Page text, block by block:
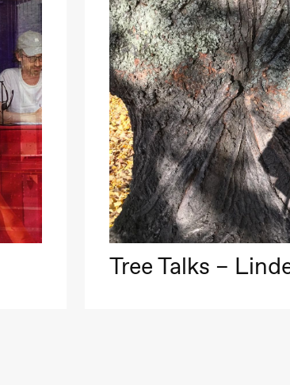
(Black Box teater)
Tree Talks –